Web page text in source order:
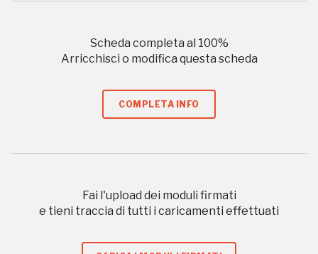
Scheda completa al 100%
Arricchisci o modifica questa scheda
COMPLETA INFO
Fai l'upload dei moduli firmati
e tieni traccia di tutti i caricamenti effettuati
nei Beni FAI tutto l'anno
Gratis
Museo
Sansevero
Milano